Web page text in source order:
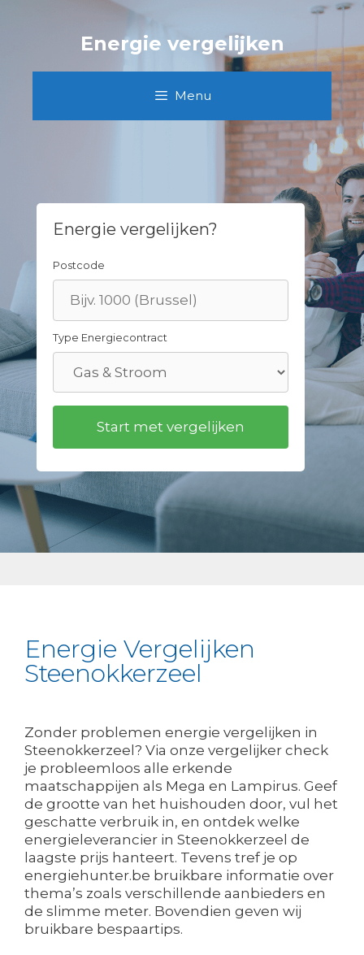
Energie vergelijken
Menu
Energie vergelijken?
Postcode
Type Energiecontract
Energie Vergelijken
Steenokkerzeel
Zonder problemen energie vergelijken in
Steenokkerzeel? Via onze vergelijker check
je probleemloos alle erkende
maatschappijen als Mega en Lampirus. Geef
de grootte van het huishouden door, vul het
geschatte verbruik in, en ontdek welke
energieleverancier in Steenokkerzeel de
laagste prijs hanteert. Tevens tref je op
energiehunter.be bruikbare informatie over
thema’s zoals verschillende aanbieders en
de slimme meter. Bovendien geven wij
bruikbare bespaartips.